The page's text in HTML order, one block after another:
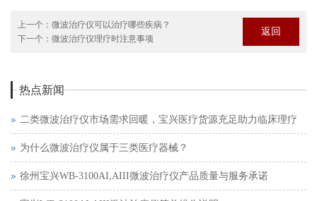
上一个： 微波治疗仪可以治疗哪些疾病？
下一个： 微波治疗仪理疗时注意事项
返回
热点新闻
二类微波治疗仪市场需求回暖，宝兴医疗货源充足助力临床理疗
为什么微波治疗仪属于三类医疗器械？
徐州宝兴WB-3100AI,AIII微波治疗仪产品质量与服务承诺